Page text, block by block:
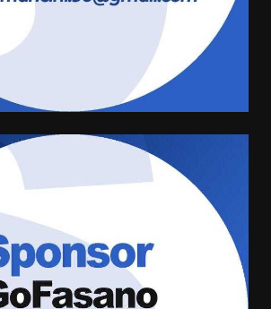
Carta d’identità: continua il piano
di aperture straordinarie del
Comune di Fasano
cittadina di Fratelli d’Italia,
pronta a tornare in Consiglio
comunale
6 Agosto 2026 08:00
Cura dei beni comuni e
cittadinanza attiva: online
l’avviso per la gestione
condivisa della Villetta di
Laureto